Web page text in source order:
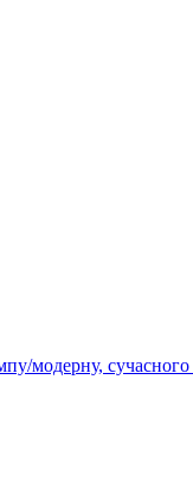
модерну,